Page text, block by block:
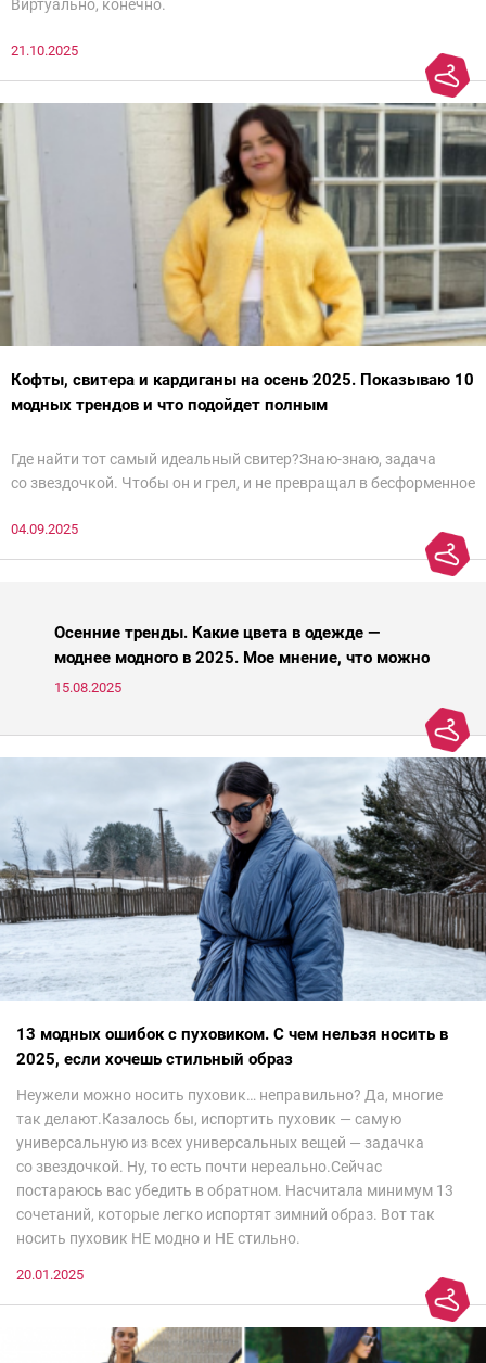
Виртуально, конечно.
21.10.2025
Кофты, свитера и кардиганы на осень 2025. Показываю 10
модных трендов и что подойдет полным
Где найти тот самый идеальный свитер?Знаю-знаю, задача
со звездочкой. Чтобы он и грел, и не превращал в бесформенное
паники.
04.09.2025
Осенние тренды. Какие цвета в одежде —
моднее модного в 2025. Мое мнение, что можно
носить, а что нет
15.08.2025
13 модных ошибок с пуховиком. С чем нельзя носить в
2025, если хочешь стильный образ
Неужели можно носить пуховик… неправильно? Да, многие
так делают.Казалось бы, испортить пуховик — самую
универсальную из всех универсальных вещей — задачка
со звездочкой. Ну, то есть почти нереально.Сейчас
постараюсь вас убедить в обратном. Насчитала минимум 13
сочетаний, которые легко испортят зимний образ. Вот так
носить пуховик НЕ модно и НЕ стильно.
20.01.2025